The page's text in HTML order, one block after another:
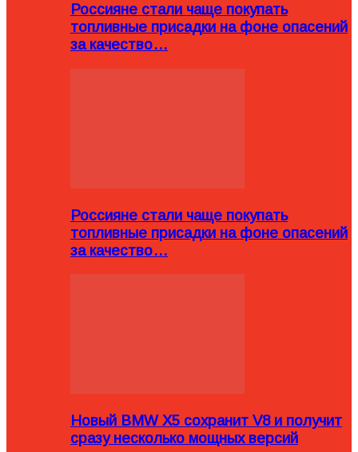
Россияне стали чаще покупать
топливные присадки на фоне опасений
за качество…
Россияне стали чаще покупать
топливные присадки на фоне опасений
за качество…
Новый BMW X5 сохранит V8 и получит
сразу несколько мощных версий